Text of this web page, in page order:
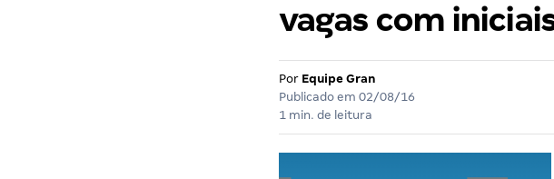
vagas com
Por Equipe Gran
Publicado em 02/08/16
1 min. de leitura